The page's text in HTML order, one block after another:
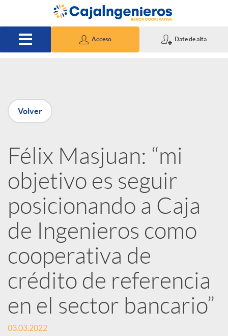
Saltar al contenido principal
Acceso Date de alta
P
u
b
l
i
c
a
d
Volver
Félix Masjuan: “mi
objetivo es seguir
posicionando a Caja
de Ingenieros como
cooperativa de
crédito de referencia
en el sector bancario”
03.03.2022